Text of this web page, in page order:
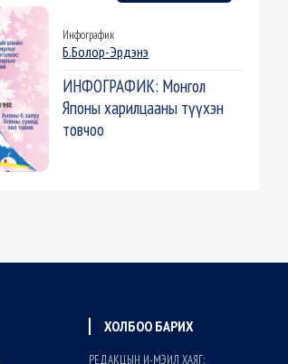
Инфографик
Б.Болор-Эрдэнэ
ИНФОГРАФИК: Монгол
Японы харилцааны түүхэн
товчоо
ХОЛБОО БАРИХ
РЕДАКЦЫН И-МЭИЛ ХАЯГ: